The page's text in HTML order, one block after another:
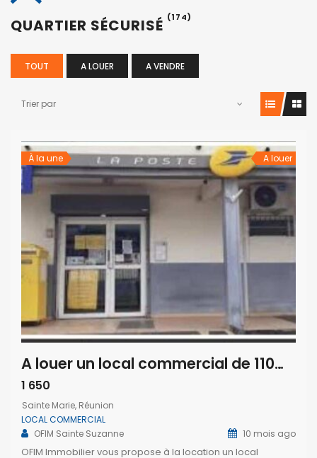
QUARTIER SÉCURISÉ (174)
TOUT A LOUER A VENDRE
Trier par
À la une A louer
A louer un local commercial de 110m2 proche des commerces à la Grande Montée
1 650
Sainte Marie, Réunion
LOCAL COMMERCIAL
OFIM Sainte Suzanne
10 mois ago
OFIM Immobilier vous propose à la location un local